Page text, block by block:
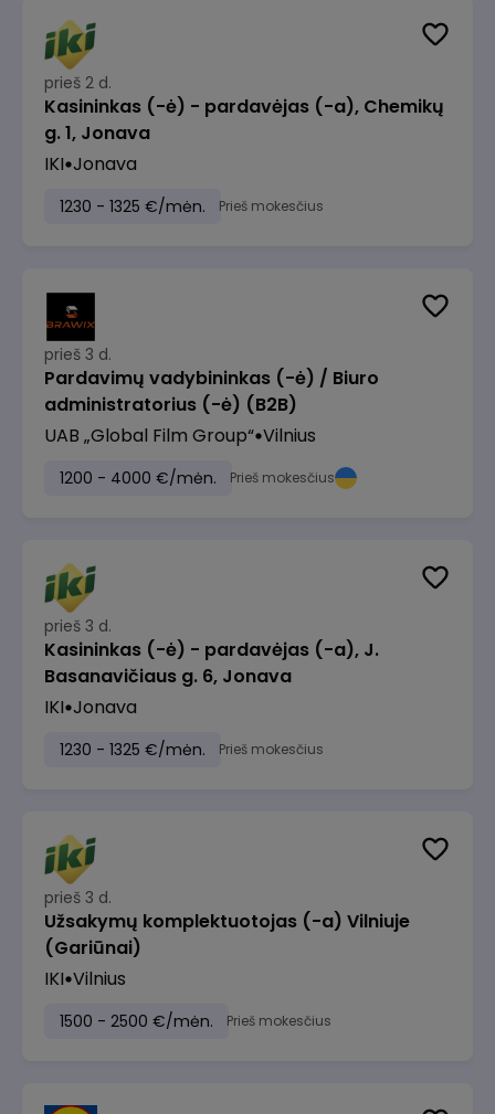
prieš 2 d.
Kasininkas (-ė) - pardavėjas (-a), Chemikų
g. 1, Jonava
IKI Jonava
1230 - 1325 €/mėn. Prieš mokesčius
prieš 3 d.
Pardavimų vadybininkas (-ė) / Biuro
administratorius (-ė) (B2B)
UAB „Global Film Group“ Vilnius
1200 - 4000 €/mėn. Prieš mokesčius
prieš 3 d.
Kasininkas (-ė) - pardavėjas (-a), J.
Basanavičiaus g. 6, Jonava
IKI Jonava
1230 - 1325 €/mėn. Prieš mokesčius
prieš 3 d.
Užsakymų komplektuotojas (-a) Vilniuje
(Gariūnai)
IKI Vilnius
1500 - 2500 €/mėn. Prieš mokesčius